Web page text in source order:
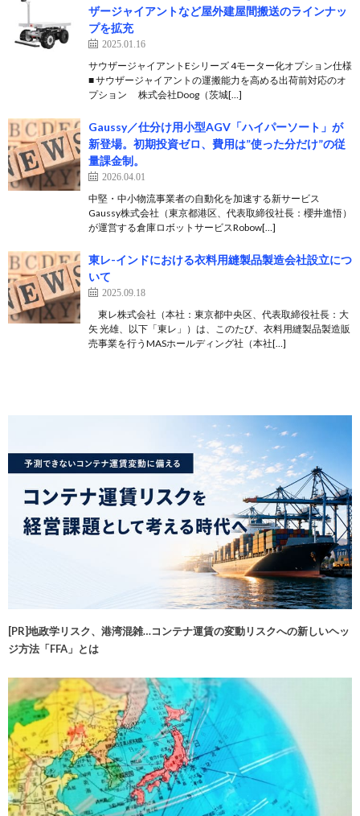
ザージャイアントなど屋外建屋間搬送のラインナッ
プを拡充
2025.01.16
サウザージャイアントEシリーズ 4モーター化オプション仕様
■ サウザージャイアントの運搬能力を高める出荷前対応のオ
プション 株式会社Doog（茨城[…]
Gaussy／仕分け用小型AGV「ハイパーソート」が
新登場。初期投資ゼロ、費用は”使った分だけ”の従
量課金制。
2026.04.01
中堅・中小物流事業者の自動化を加速する新サービス
Gaussy株式会社（東京都港区、代表取締役社長：櫻井進悟）
が運営する倉庫ロボットサービスRobow[…]
東レ-インドにおける衣料用縫製品製造会社設立につ
いて
2025.09.18
東レ株式会社（本社：東京都中央区、代表取締役社長：大
矢 光雄、以下「東レ」）は、このたび、衣料用縫製品製造販
売事業を行うMASホールディング社（本社[…]
[PR]地政学リスク、港湾混雑…コンテナ運賃の変動リスクへの新しいヘッ
ジ方法「FFA」とは